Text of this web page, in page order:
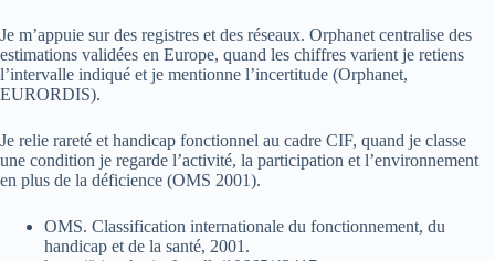
Je m’appuie sur des registres et des réseaux. Orphanet centralise des
estimations validées en Europe, quand les chiffres varient je retiens
l’intervalle indiqué et je mentionne l’incertitude (Orphanet,
EURORDIS).
Je relie rareté et handicap fonctionnel au cadre CIF, quand je classe
une condition je regarde l’activité, la participation et l’environnement
en plus de la déficience (OMS 2001).
OMS. Classification internationale du fonctionnement, du
handicap et de la santé, 2001.